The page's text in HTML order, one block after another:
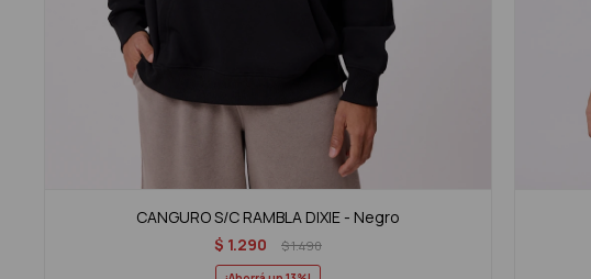
CANGURO S/C RAMBLA DIXIE - Negro
$ 1.290 $1.490